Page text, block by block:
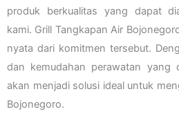
produk berkualitas yang dapat
kami. Grill Tangkapan Air
nyata dari komitmen tersebut.
dan kemudahan perawatan yang
akan menjadi solusi ideal untuk
Bojonegoro.